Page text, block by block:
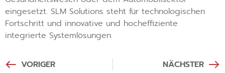
eingesetzt. SLM Solutions steht für technologischen
Fortschritt und innovative und hocheffiziente
integrierte Systemlösungen.
VORIGER NÄCHSTER